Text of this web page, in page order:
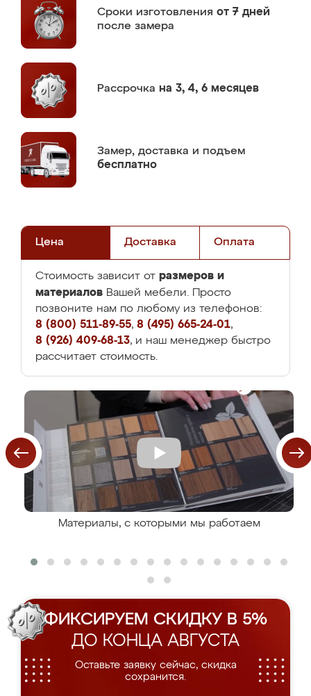
Сроки изготовления от 7 дней
после замера
Рассрочка на 3, 4, 6 месяцев
Замер, доставка и подъем
бесплатно
Цена Доставка Оплата
Стоимость зависит от размеров и
материалов Вашей мебели. Просто
позвоните нам по любому из телефонов:
8 (800) 511-89-55, 8 (495) 665-24-01,
8 (926) 409-68-13, и наш менеджер быстро
рассчитает стоимость.
Материалы, с которыми мы работаем
ФИКСИРУЕМ СКИДКУ В 5%
ДО КОНЦА АВГУСТА
Оставьте заявку сейчас, скидка
сохранится.